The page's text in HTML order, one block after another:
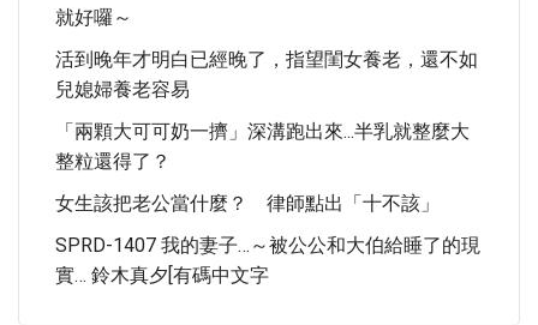
就好囉～
活到晚年才明白已經晚了，指望閨女養老，還不如
兒媳婦養老容易
「兩顆大可可奶一擠」深溝跑出來...半乳就整麼大
整粒還得了？
女生該把老公當什麼？ 律師點出「十不該」
SPRD-1407 我的妻子…～被公公和大伯給睡了的現
實… 鈴木真夕[有碼中文字